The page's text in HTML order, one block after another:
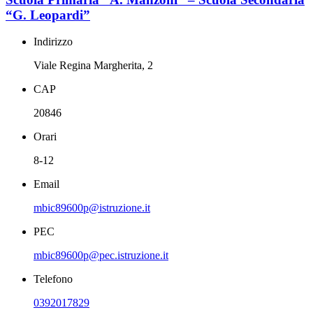
“G. Leopardi”
Indirizzo
Viale Regina Margherita, 2
CAP
20846
Orari
8-12
Email
mbic89600p@istruzione.it
PEC
mbic89600p@pec.istruzione.it
Telefono
0392017829